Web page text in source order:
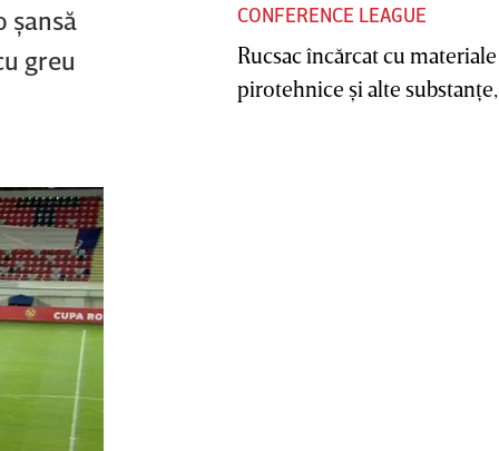
şansă
greu
CONFERENCE LEAGUE
Rucsac încărcat cu materiale
pirotehnice şi alte substanţe,